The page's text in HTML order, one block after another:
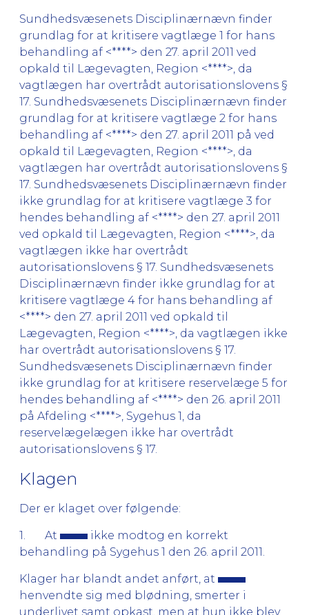
Sundhedsvæsenets Disciplinærnævn finder
grundlag for at kritisere vagtlæge 1 for hans
behandling af <****> den 27. april 2011 ved
opkald til Lægevagten, Region <****>, da
vagtlægen har overtrådt autorisationslovens §
17. Sundhedsvæsenets Disciplinærnævn finder
grundlag for at kritisere vagtlæge 2 for hans
behandling af <****> den 27. april 2011 på ved
opkald til Lægevagten, Region <****>, da
vagtlægen har overtrådt autorisationslovens §
17. Sundhedsvæsenets Disciplinærnævn finder
ikke grundlag for at kritisere vagtlæge 3 for
hendes behandling af <****> den 27. april 2011
ved opkald til Lægevagten, Region <****>, da
vagtlægen ikke har overtrådt
autorisationslovens § 17. Sundhedsvæsenets
Disciplinærnævn finder ikke grundlag for at
kritisere vagtlæge 4 for hans behandling af
<****> den 27. april 2011 ved opkald til
Lægevagten, Region <****>, da vagtlægen ikke
har overtrådt autorisationslovens § 17.
Sundhedsvæsenets Disciplinærnævn finder
ikke grundlag for at kritisere reservelæge 5 for
hendes behandling af <****> den 26. april 2011
på Afdeling <****>, Sygehus 1, da
reservelægelægen ikke har overtrådt
autorisationslovens § 17.
Klagen
Der er klaget over følgende:
1. At
ikke modtog en korrekt
behandling på Sygehus 1 den 26. april 2011.
Klager har blandt andet anført, at
henvendte sig med blødning, smerter i
underlivet samt opkast, men at hun ikke blev